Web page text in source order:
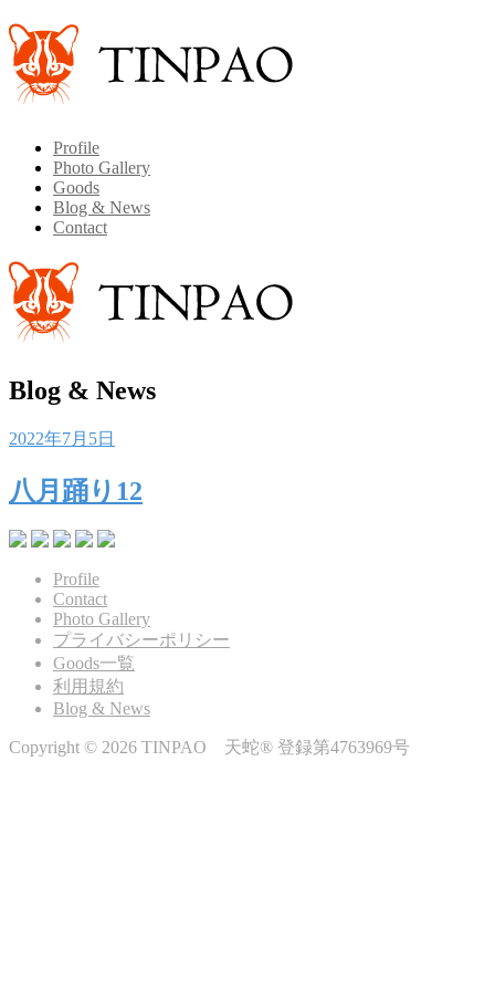
Profile
Photo Gallery
Goods
Blog & News
Contact
Blog & News
Posted
2022年7月5日
八月踊り12
Profile
Contact
Photo Gallery
プライバシーポリシー
Goods一覧
利用規約
Blog & News
Copyright © 2026 TINPAO